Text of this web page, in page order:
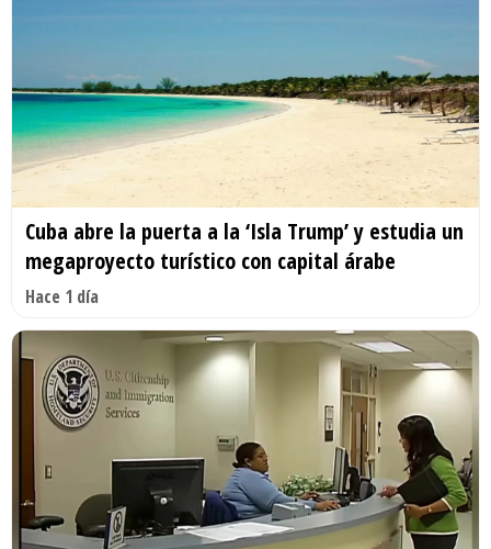
Cuba abre la puerta a la ‘Isla Trump’ y estudia un
megaproyecto turístico con capital árabe
Hace 1 día